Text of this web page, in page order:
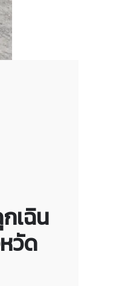
เฉิน
วัด